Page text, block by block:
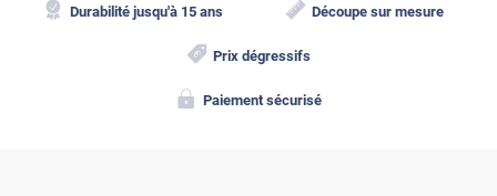
Durabilité jusqu'à 15 ans Découpe sur mesure
Prix dégressifs
Paiement sécurisé